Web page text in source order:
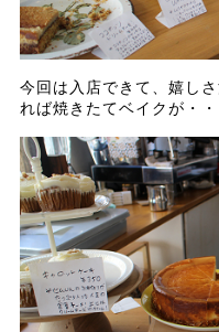
今回は入店できて、嬉し
れば焼きたてベイクが・・